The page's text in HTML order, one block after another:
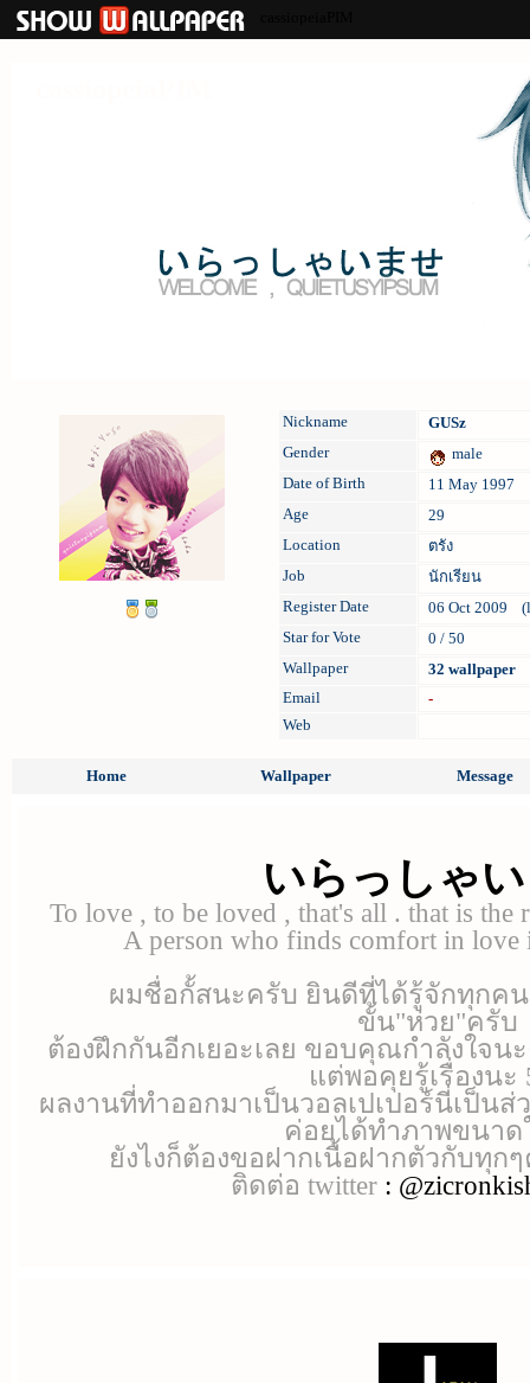
Nickname
GUSz
Gender
male
Date of Birth
11 May 1997
Age
29
Location
ตรัง
Job
นักเรียน
Register Date
06 Oct 2009
Star for Vote
0 / 50
Wallpaper
32 wallpaper
Email
-
Web
Home Wallpaper Message
いらっしゃ
To love , to be loved , that's all . that is
A person who finds comfort in
ผมชื่อกั้สนะครับ ยินดีที่ได้รู้จักทุกค
ขั้น"ห่วย"ครับ
ต้องฝึกกันอีกเยอะเลย ขอบคุณกำลังใจ
แต่พอคุยรู้เรื่องนะ
ผลงานที่ทำออกมาเป็นวอลเปเปอร์นี่เป็น
ค่อยได้ทำภาพขนา
ยังไงก็ต้องขอฝากเนื้อฝากตัวกับทุก
ติดต่อ twitter: